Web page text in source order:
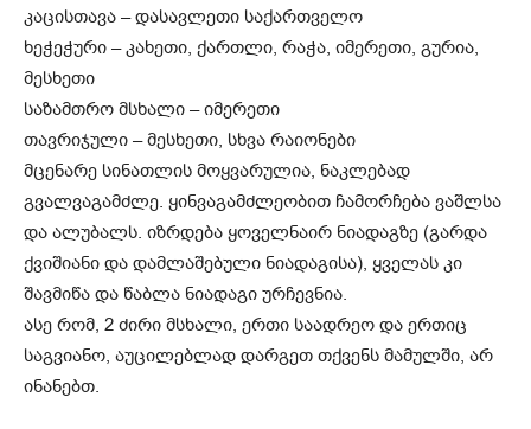
კაცისთავა – დასავლეთი საქართველო
ხეჭეჭური – კახეთი, ქართლი, რაჭა, იმერეთი, გურია,
მესხეთი
საზამთრო მსხალი – იმერეთი
თავრიჯული – მესხეთი, სხვა რაიონები
მცენარე სინათლის მოყვარულია, ნაკლე­ბად
გვალვაგამძლე. ყინვაგამძლეობით ჩა­მორ­ჩება ვაშლსა
და ალუბალს. იზრდება ყო­ველ­ნაირ ნი­ადაგზე (გარდა
ქვიშიანი და დამლაშებული ნი­ადაგისა), ყველას კი
შავმიწა და წაბლა ნიადაგი ურჩევნია.
ასე რომ, 2 ძირი მსხალი, ერთი საადრეო და ერთიც
საგვიანო, აუცილებლად დარგეთ თქვენს მამულში, არ
ინანებთ.